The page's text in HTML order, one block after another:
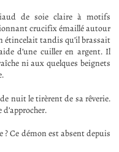
de soie claire à motifs
crucifix émaillé autour
étincelait tandis qu’il brassait
d’une cuiller en argent. Il
ni aux quelques beignets
nuit le tirèrent de sa rêverie.
? Ce démon est absent depuis